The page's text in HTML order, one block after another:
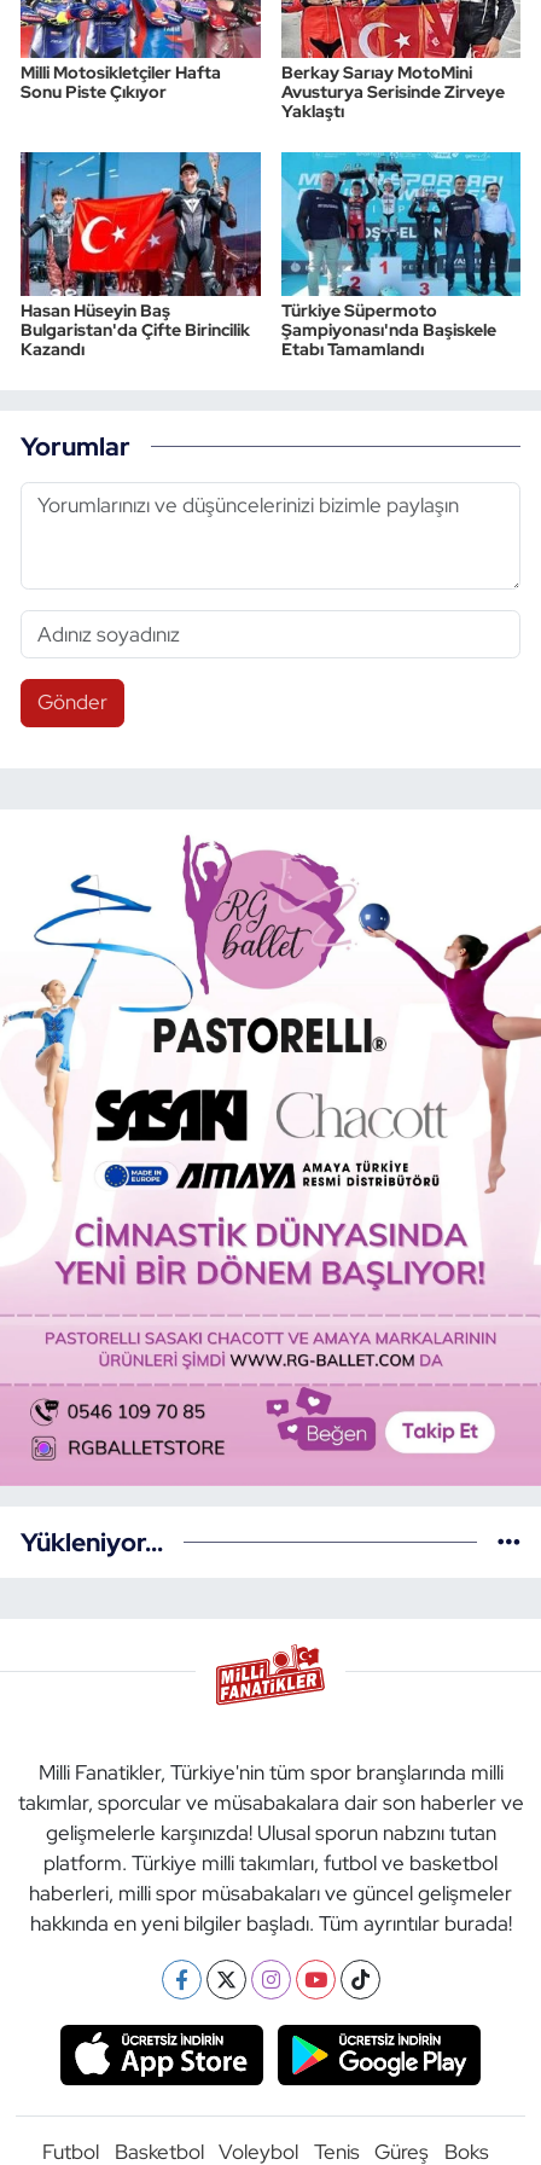
Milli Motosikletçiler Hafta
Sonu Piste Çıkıyor
Berkay Sarıay MotoMini
Avusturya Serisinde Zirveye
Yaklaştı
Hasan Hüseyin Baş
Bulgaristan'da Çifte Birincilik
Kazandı
Türkiye Süpermoto
Şampiyonası'nda Başiskele
Etabı Tamamlandı
Yorumlar
Gönder
Yükleniyor...
Milli Fanatikler, Türkiye'nin tüm spor branşlarında milli
takımlar, sporcular ve müsabakalara dair son haberler ve
gelişmelerle karşınızda! Ulusal sporun nabzını tutan
platform. Türkiye milli takımları, futbol ve basketbol
haberleri, milli spor müsabakaları ve güncel gelişmeler
hakkında en yeni bilgiler başladı. Tüm ayrıntılar burada!
Futbol Basketbol Voleybol Tenis Güreş Boks